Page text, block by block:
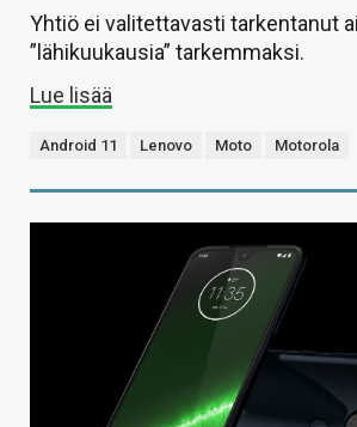
HAKU
Yhtiö ei valitettavasti tarkentanut
”lähikuukausia” tarkemmaksi.
Lue lisää
Android 11 Lenovo Moto Motorola